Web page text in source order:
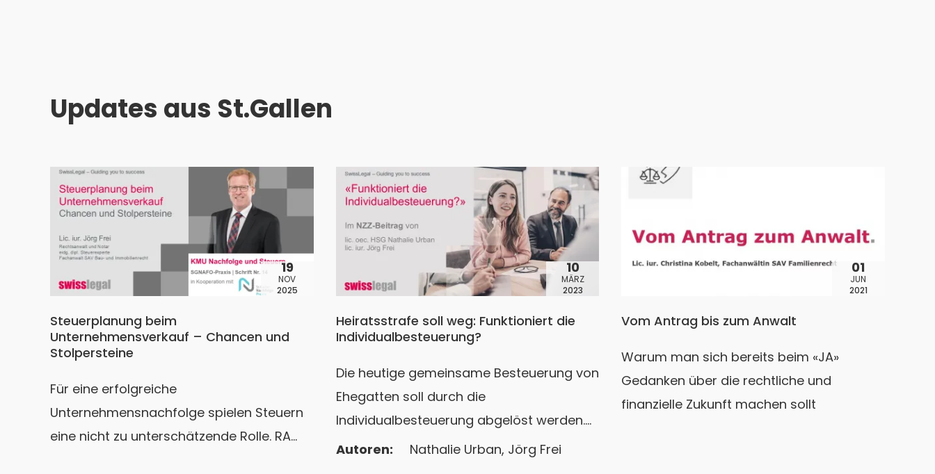
Updates aus St.Gallen
19
NOV
2025
Steuerplanung beim
Unternehmensverkauf – Chancen und
Stolpersteine
Für eine erfolgreiche
Unternehmensnachfolge spielen Steuern
eine nicht zu unterschätzende Rolle. RA
10
MÄRZ
2023
Heiratsstrafe soll weg: Funktioniert die
Individualbesteuerung?
Die heutige gemeinsame Besteuerung von
Ehegatten soll durch die
Individualbesteuerung abgelöst werden.
Dies löst Kontroversen aus, auch unter
Autoren: Nathalie Urban, Jörg Frei
01
JUN
2021
Vom Antrag bis zum Anwalt
Warum man sich bereits beim «JA»
Gedanken über die rechtliche und
finanzielle Zukunft machen sollt